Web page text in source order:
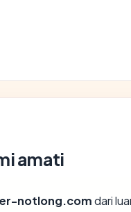
amati
notlong.comdari